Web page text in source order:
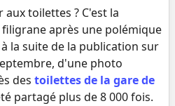
toilettes ? C'est la
après une polémique
la suite de la publication sur
d'une photo
des toilettes de la gare de
partagé plus de 8 000 fois.